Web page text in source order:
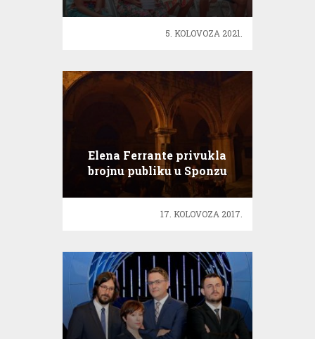
5. KOLOVOZA 2021.
Elena Ferrante privukla
brojnu publiku u Sponzu
17. KOLOVOZA 2017.